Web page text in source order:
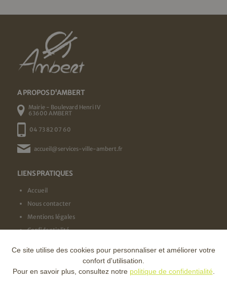
A PROPOS D'AMBERT
Mairie - Boulevard Henri IV
63600 AMBERT
04 73 82 07 60
accueil@services-ville-ambert.fr
LIENS PRATIQUES
Accueil
Nous contacter
Mentions légales
Confidentialité
NOS LABELS
Ce site utilise des cookies pour personnaliser et améliorer votre
confort d'utilisation.
Pour en savoir plus, consultez notre politique de confidentialité